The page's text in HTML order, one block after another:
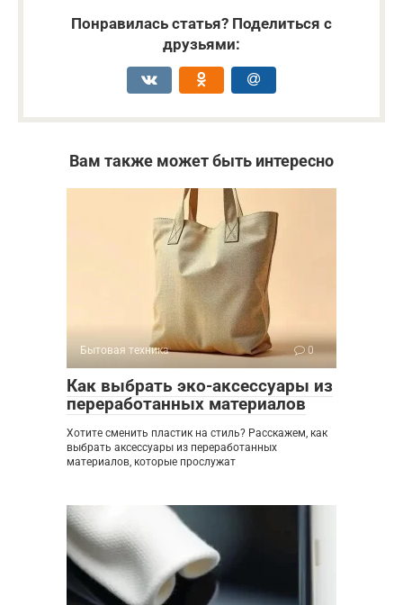
Понравилась статья? Поделиться с
друзьями:
Вам также может быть интересно
Бытовая техника 0
Как выбрать эко-аксессуары из
переработанных материалов
Хотите сменить пластик на стиль? Расскажем, как
выбрать аксессуары из переработанных
материалов, которые прослужат